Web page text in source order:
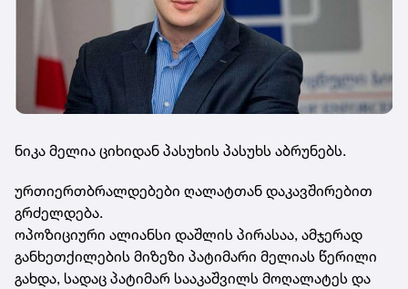
ნიკა მელია ციხიდან პასუხის პასუხს აბრუნებს.
ურთიერთბრალდებები ღალატთან დაკავშირებით
გრძელდება.
ოპოზიციური ალიანსი დაშლის პირასაა, ამჯერად
განხეთქილების მიზეზი პატიმარი მელიას წერილი
გახდა, სადაც პატიმარ სააკაშვილს მოღალატეს და